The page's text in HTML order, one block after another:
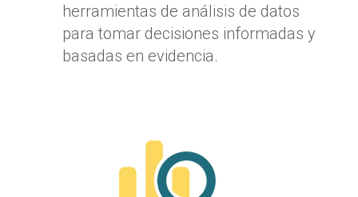
herramientas de análisis de datos
para tomar decisiones informadas y
basadas en evidencia.